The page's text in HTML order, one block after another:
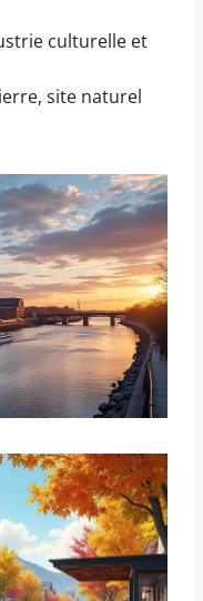
culturelle et
site naturel